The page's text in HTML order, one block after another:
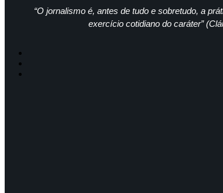
“O jornalismo é, antes de tudo e sobretudo, a
exercício cotidiano do caráter”